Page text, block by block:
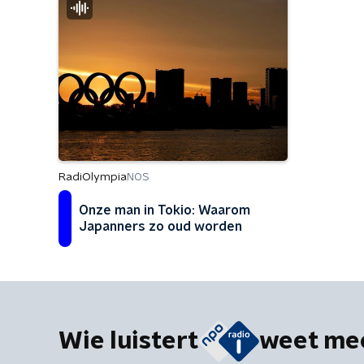
RadiOlympiaNOS
Onze man in Tokio: Waarom
Japanners zo oud worden
Wie luistert weet